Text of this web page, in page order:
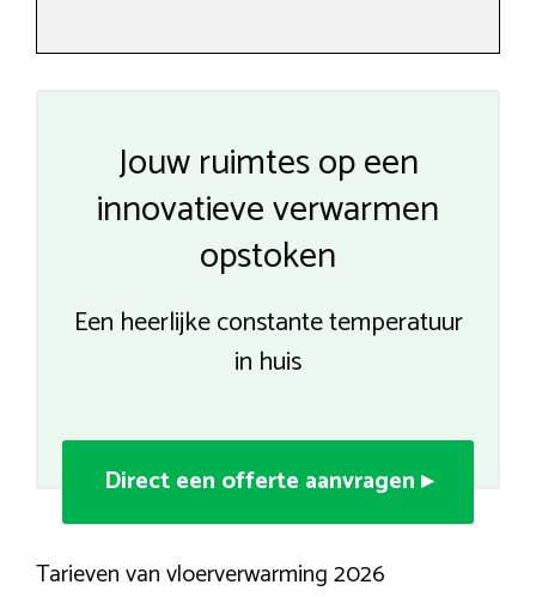
Jouw ruimtes op een
innovatieve verwarmen
opstoken
Een heerlijke constante temperatuur
in huis
Direct een offerte aanvragen ▸
Tarieven van vloerverwarming 2026